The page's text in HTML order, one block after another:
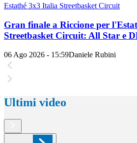
Estathé 3x3 Italia Streetbasket Circuit
Gran finale a Riccione per
Streetbasket Circuit: All Star e
06 Ago 2026 - 15:59Daniele Rubini
Ultimi video